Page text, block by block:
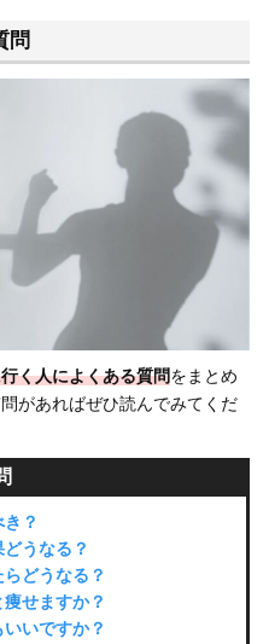
問
く人によくある質問をまとめ
があればぜひ読んでみてくだ
？
うなる？
どうなる？
せますか？
いですか？